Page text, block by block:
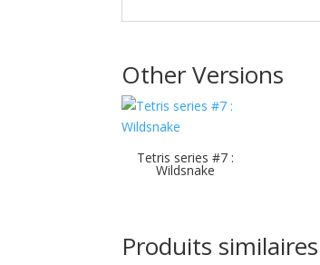
Other Versions
Tetris series #7 :
Wildsnake
Produits similaires